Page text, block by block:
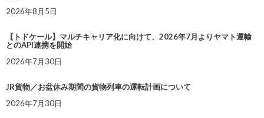
2026年8月5日
【トドケール】マルチキャリア化に向けて、2026年7月よりヤマト運輸
とのAPI連携を開始
2026年7月30日
JR貨物／お盆休み期間の貨物列車の運転計画について
2026年7月30日